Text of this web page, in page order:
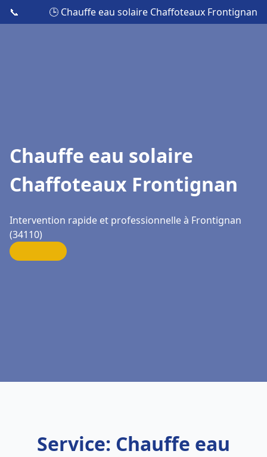
📞 🕒 Chauffe eau solaire Chaffoteaux Frontignan
Chauffe eau solaire
Chaffoteaux Frontignan
Intervention rapide et professionnelle à Frontignan
(34110)
Service: Chauffe eau